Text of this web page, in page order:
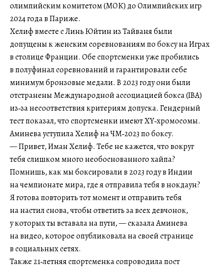
олимпийским комитетом (МОК) до Олимпийских игр
2024 года в Париже.
Хелиф вместе с Линь Юйтин из Тайваня были
допущены к женским соревнованиям по боксу на Играх
в столице Франции. Обе спортсменки уже пробились
в полуфинал соревнований и гарантировали себе
минимум бронзовые медали. В 2023 году они были
отстранены Международной ассоциацией бокса (IBA)
из‑за несоответствия критериям допуска. Гендерный
тест показал, что спортсменки имеют ХY‑хромосомы.
Аминева уступила Хелиф на ЧМ‑2023 по боксу.
— Привет, Иман Хелиф. Тебе не кажется, что вокруг
тебя слишком много необоснованного хайпа?
Помнишь, как мы боксировали в 2023 году в Индии
на чемпионате мира, где я отправила тебя в нокдаун?
Я готова повторить тот момент и отправить тебя
на настил снова, чтобы ответить за всех девчонок,
у которых ты вставала на пути, — сказала Аминева
на видео, которое опубликовала на своей странице
в социальных сетях.
Также 21‑летняя спортсменка сопроводила пост